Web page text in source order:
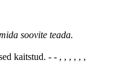
soovite teada.
kaitstud. - - , , , , , ,